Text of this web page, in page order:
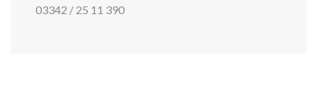
03342 / 25 11 390